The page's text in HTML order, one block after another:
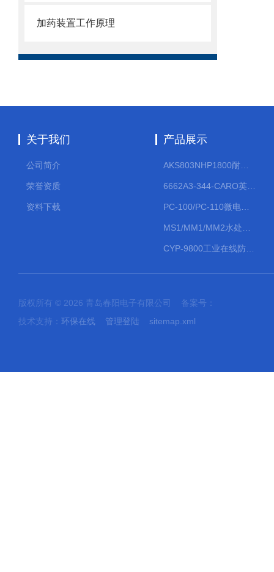
加药装置工作原理
关于我们
公司简介
荣誉资质
资料下载
产品展示
版权所有 © 2026 青岛春阳电子有限公司 备案号：
技术支持： 环保在线 管理登陆 sitemap.xml